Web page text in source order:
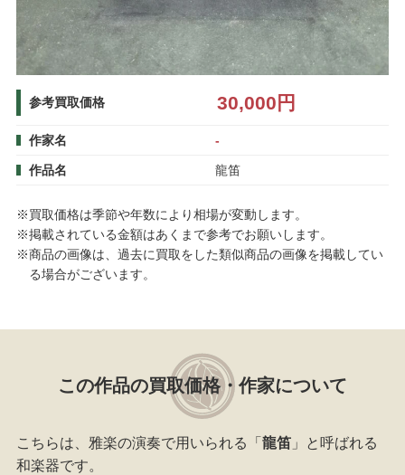
参考買取価格 30,000円
作家名 -
作品名 龍笛
※買取価格は季節や年数により相場が変動します。
※掲載されている金額はあくまで参考でお願いします。
※商品の画像は、過去に買取をした類似商品の画像を掲載してい
る場合がございます。
この作品の買取価格・作家について
こちらは、雅楽の演奏で用いられる「 龍笛」と呼ばれる
和楽器です。